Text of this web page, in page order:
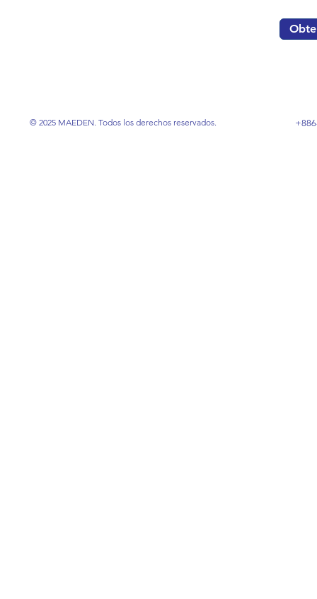
© 2025 MAEDEN. Todos los derechos reservados.